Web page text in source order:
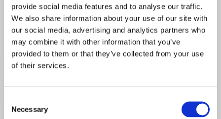
provide social media features and to analyse our traffic.
We also share information about your use of our site with
our social media, advertising and analytics partners who
may combine it with other information that you’ve
provided to them or that they’ve collected from your use
of their services.
Selection
Necessary
Follow: